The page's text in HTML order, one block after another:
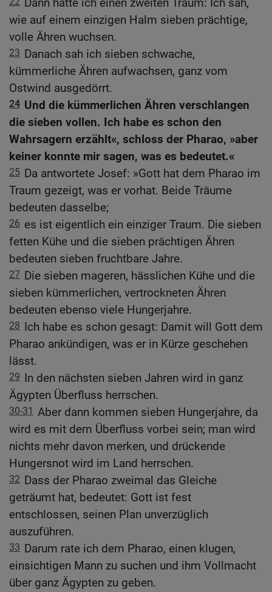
Dann hatte ich einen zweiten Traum: Ich sah,
wie auf einem einzigen Halm sieben prächtige,
volle Ähren wuchsen.
23 Danach sah ich sieben schwache,
kümmerliche Ähren aufwachsen, ganz vom
Ostwind ausgedörrt.
24 Und die kümmerlichen Ähren verschlangen
die sieben vollen. Ich habe es schon den
Wahrsagern erzählt«, schloss der Pharao, »aber
keiner konnte mir sagen, was es bedeutet.«
25 Da antwortete Josef: »Gott hat dem Pharao im
Traum gezeigt, was er vorhat. Beide Träume
bedeuten dasselbe;
26 es ist eigentlich ein einziger Traum. Die sieben
fetten Kühe und die sieben prächtigen Ähren
bedeuten sieben fruchtbare Jahre.
27 Die sieben mageren, hässlichen Kühe und die
sieben kümmerlichen, vertrockneten Ähren
bedeuten ebenso viele Hungerjahre.
28 Ich habe es schon gesagt: Damit will Gott dem
Pharao ankündigen, was er in Kürze geschehen
lässt.
29 In den nächsten sieben Jahren wird in ganz
Ägypten Überfluss herrschen.
30-31 Aber dann kommen sieben Hungerjahre, da
wird es mit dem Überfluss vorbei sein; man wird
nichts mehr davon merken, und drückende
Hungersnot wird im Land herrschen.
32 Dass der Pharao zweimal das Gleiche
geträumt hat, bedeutet: Gott ist fest
entschlossen, seinen Plan unverzüglich
auszuführen.
33 Darum rate ich dem Pharao, einen klugen,
einsichtigen Mann zu suchen und ihm Vollmacht
über ganz Ägypten zu geben.